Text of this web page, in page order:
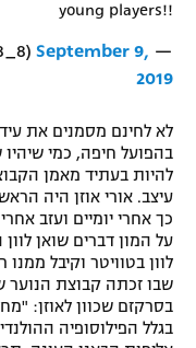
young players!!
— Patrick van Leeuwen (@PL_8_8)
September 9,
2019
לא לחינם מסמנים את
בהפועל חיפה, כמי
להיות בעתיד מאמן
עיצב. אורי אוזן היה
כך אחרי יומיים ועזב
על המון דברים שואן
שבו זכתה קבוצת הנוער
בסרקזם שכוון לאוזן: